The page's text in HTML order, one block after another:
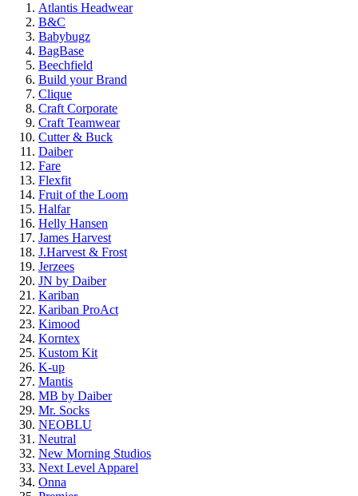
Atlantis Headwear
B&C
Babybugz
BagBase
Beechfield
Build your Brand
Clique
Craft Corporate
Craft Teamwear
Cutter & Buck
Daiber
Fare
Flexfit
Fruit of the Loom
Halfar
Helly Hansen
James Harvest
J.Harvest & Frost
Jerzees
JN by Daiber
Kariban
Kariban ProAct
Kimood
Korntex
Kustom Kit
K-up
Mantis
MB by Daiber
Mr. Socks
NEOBLU
Neutral
New Morning Studios
Next Level Apparel
Onna